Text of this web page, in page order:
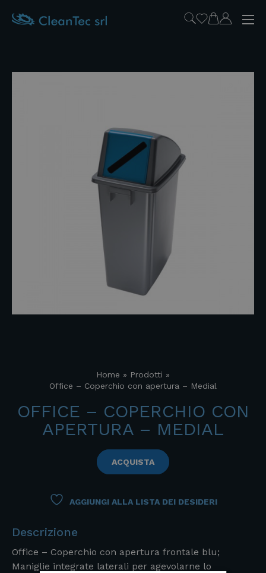
Home » Prodotti »
Office – Coperchio con apertura – Medial
OFFICE – COPERCHIO CON
APERTURA – MEDIAL
ACQUISTA
AGGIUNGI ALLA LISTA DEI DESIDERI
Descrizione
Office – Coperchio con apertura frontale blu;
Maniglie integrate laterali per agevolarne lo